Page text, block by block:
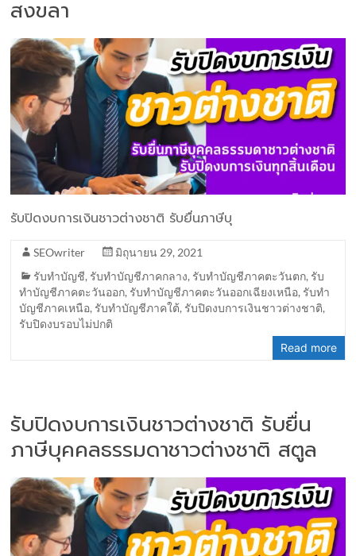
สงขลา
รับปิดงบการเงินชาวต่างชาติ รับยื่นภาษีบุ
SEOwriter
มิถุนายน 29, 2021
รับทำบัญชี, รับทำบัญชีภาคกลาง, รับทำบัญชีภาคตะวันตก, รับ
ทำบัญชีภาคตะวันออก, รับทำบัญชีภาคตะวันออกเฉียงเหนือ, รับทำ
บัญชีภาคเหนือ, รับทำบัญชีภาคใต้, รับปิดงบการเงินชาวต่างชาติ,
รับปิดงบรอบไม่ปกติ
Read more
รับปิดงบการเงินชาวต่างชาติ รับยื่น
ภาษีบุคคลธรรมดาชาวต่างชาติ สตูล